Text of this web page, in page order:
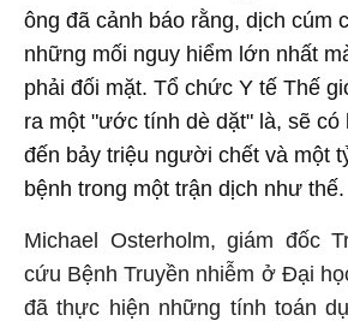
ông đã cảnh báo rằng, dịch cúm
những mối nguy hiểm lớn nhất
phải đối mặt. Tổ chức Y tế Thế
ra một "ước tính dè dặt" là, sẽ có
đến bảy triệu người chết và một
bệnh trong một trận dịch như thế.
Michael Osterholm, giám đốc
cứu Bệnh Truyền nhiễm ở Đại
đã thực hiện những tính toán